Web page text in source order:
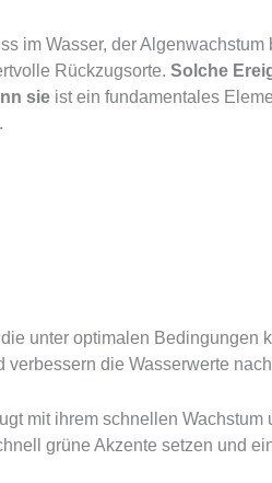
im Wasser, der Algenwachstum
Rückzugsorte. Solche
sie ist ein fundamentales
unter optimalen Bedingungen
die Wasserwerte
mit ihrem schnellen
grüne Akzente setzen und